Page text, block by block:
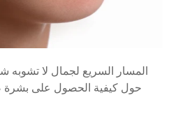
المسار السريع لجمال لا
حول كيفية الحصول على